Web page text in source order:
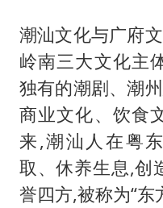
潮汕文化与广府
岭南三大文化主
独有的潮剧、潮
商业文化、饮食
来,潮汕人在粤
取、休养生息,创
誉四方,被称为“东